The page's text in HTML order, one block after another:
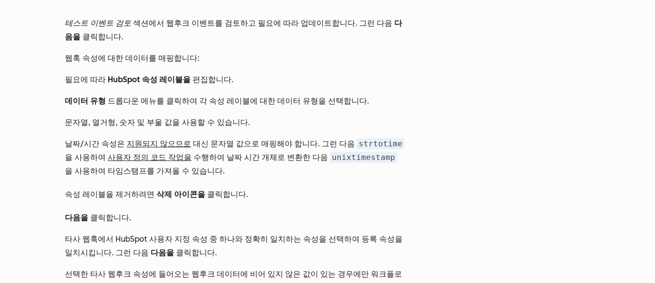
테스트 이벤트 검토 섹션에서 웹후크 이벤트를 검토하고 필요에 따라 업데이트합니다. 그런 다음 다
음을 클릭합니다.
웹훅 속성에 대한 데이터를 매핑합니다:
필요에 따라 HubSpot 속성 레이블을 편집합니다.
데이터 유형 드롭다운 메뉴를 클릭하여 각 속성 레이블에 대한 데이터 유형을 선택합니다.
문자열, 열거형, 숫자 및 부울 값을 사용할 수 있습니다.
날짜/시간 속성은 지원되지 않으므로 대신 문자열 값으로 매핑해야 합니다. 그런 다음 strtotime
을 사용하여 사용자 정의 코드 작업을 수행하여 날짜 시간 개체로 변환한 다음 unixtimestamp
을 사용하여 타임스탬프를 가져올 수 있습니다.
속성 레이블을 제거하려면 삭제 아이콘을 클릭합니다.
다음을 클릭합니다.
타사 웹훅에서 HubSpot 사용자 지정 속성 중 하나와 정확히 일치하는 속성을 선택하여 등록 속성을
일치시킵니다. 그런 다음 다음을 클릭합니다.
선택한 타사 웹후크 속성에 들어오는 웹후크 데이터에 비어 있지 않은 값이 있는 경우에만 워크플로